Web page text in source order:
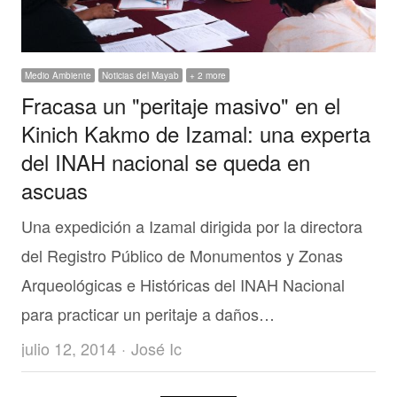
Medio Ambiente Noticias del Mayab + 2 more
Fracasa un "peritaje masivo" en el
Kinich Kakmo de Izamal: una experta
del INAH nacional se queda en
ascuas
Una expedición a Izamal dirigida por la directora
del Registro Público de Monumentos y Zonas
Arqueológicas e Históricas del INAH Nacional
para practicar un peritaje a daños…
julio 12, 2014
Author
José Ic